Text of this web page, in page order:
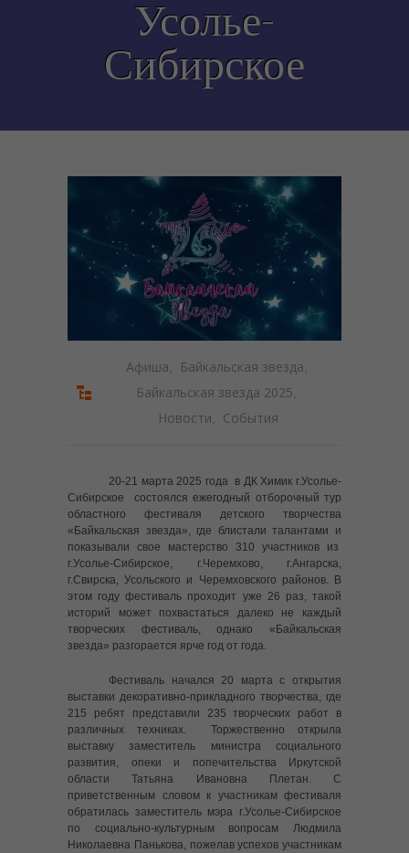
последствия для детей и их законных представителей
------ #КладиТрубку
телекоммуникационных технологий
------ Профилактика хищений денежных средств
граждан, совершенных с использованием ИТТ
------ Осторожно мошенники
---- Безопасность детей
------ Профилактика детского дорожно-транспортного
------ Памятка о буллинге
---- Выплаты для безработных граждан, относящихся к
категории «дети-сироты»
---- Управление Роскомнадзора по Иркутской области
информирует
---- УПРАВЛЕНИЕ ФЕДЕРАЛЬНОЙ НАЛОГОВОЙ СЛУЖБЫ
ПО ИРКУТСКОЙ ОБЛАСТИ НАПОМИНАЕТ
---- Телефон доверия для детей и их родителей
---- Памятка по оформлению sim-карт иностранными
гражданами
---- Cлучаи появления диких животных, в том числе
бурых медведей, в населенных пунктах региона
---- Памятка БПЛА
Усолье-
Сибирское
Афиша Байкальская звезда
Байкальская звезда 2025
Новости События
20-21 марта 2025 года в ДК Химик г.Усолье-
Сибирское состоялся ежегодный отборочный тур
областного фестиваля детского творчества
«Байкальская звезда», где блистали талантами и
показывали свое мастерство 310 участников из
г.Усолье-Сибирское, г.Черемхово, г.Ангарска,
г.Свирска, Усольского и Черемховского районов. В
этом году фестиваль проходит уже 26 раз, такой
историй может похвастаться далеко не каждый
творческих фестиваль, однако «Байкальская
звезда» разгорается ярче год от года.
Фестиваль начался 20 марта с открытия
выставки декоративно-прикладного творчества, где
215 ребят представили 235 творческих работ в
различных техниках. Торжественно открыла
выставку заместитель министра социального
развития, опеки и попечительства Иркутской
области Татьяна Ивановна Плетан. С
приветственным словом к участникам фестиваля
обратилась заместитель мэра г.Усолье-Сибирское
по социально-культурным вопросам Людмила
Николаевна Панькова, пожелав успехов участникам